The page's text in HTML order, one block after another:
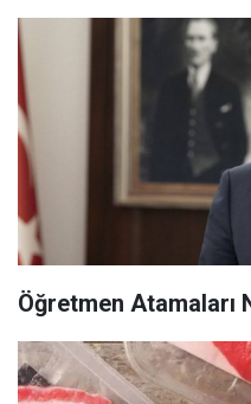
Öğretmen Atamaları